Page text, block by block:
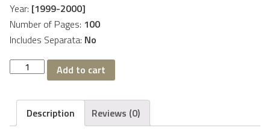
Year: [1999-2000]
Number of Pages: 100
Includes Separata: No
La
Mariposa
quantity
Add to cart
Description Reviews (0)